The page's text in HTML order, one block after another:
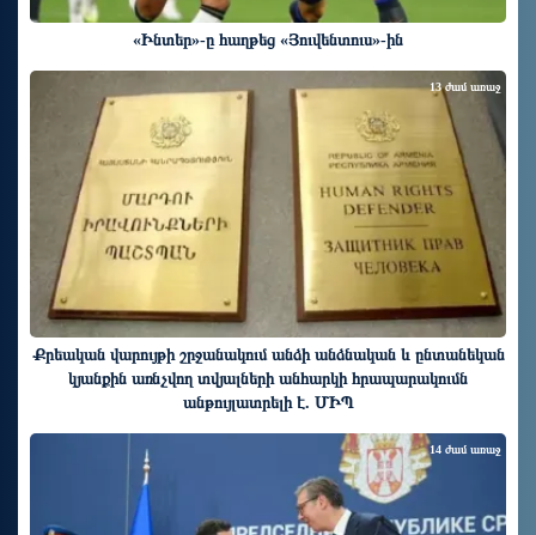
«Ինտեր»-ը հաղթեց «Յուվենտուս»-ին
Քրեական վարույթի շրջանակում անձի անձնական և ընտանեկան
կյանքին առնչվող տվյալների անհարկի հրապարակումն
անթույլատրելի է. ՄԻՊ
13 ժամ առաջ
14 ժամ առաջ